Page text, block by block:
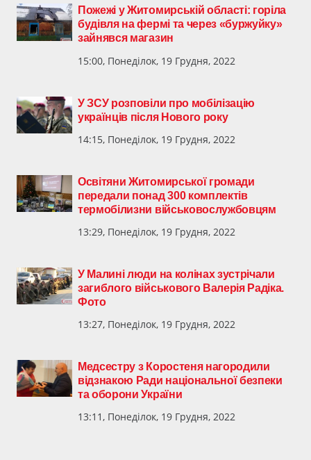
Пожежі у Житомирській області: горіла
будівля на фермі та через «буржуйку»
зайнявся магазин
15:00, Понеділок, 19 Грудня, 2022
У ЗСУ розповіли про мобілізацію
українців після Нового року
14:15, Понеділок, 19 Грудня, 2022
Освітяни Житомирської громади
передали понад 300 комплектів
термобілизни військовослужбовцям
13:29, Понеділок, 19 Грудня, 2022
У Малині люди на колінах зустрічали
загиблого військового Валерія Радіка.
Фото
13:27, Понеділок, 19 Грудня, 2022
Медсестру з Коростеня нагородили
відзнакою Ради національної безпеки
та оборони України
13:11, Понеділок, 19 Грудня, 2022